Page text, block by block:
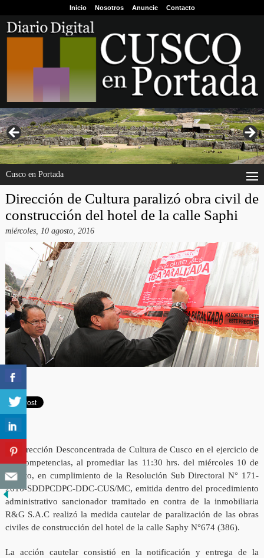
Inicio Nosotros Anuncie Contacto
Cusco en Portada
Dirección de Cultura paralizó obra civil de
construcción del hotel de la calle Saphi
miércoles, 10 agosto, 2016
La Dirección Desconcentrada de Cultura de Cusco en el ejercicio de
sus competencias, al promediar las 11:30 hrs. del miércoles 10 de
Agosto, en cumplimiento de la Resolución Sub Directoral N° 171-
2016-SDDPCDPC-DDC-CUS/MC, emitida dentro del procedimiento
administrativo sancionador tramitado en contra de la inmobiliaria
R&G S.A.C realizó la medida cautelar de paralización de las obras
civiles de construcción del hotel de la calle Saphy N°674 (386).
La acción cautelar consistió en la notificación y entrega de la